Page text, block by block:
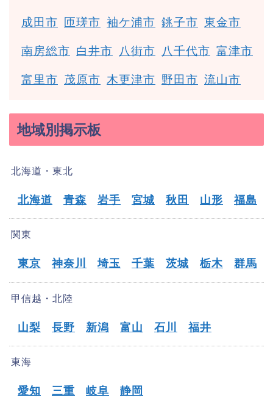
成田市 匝瑳市 袖ケ浦市 銚子市 東金市
南房総市 白井市 八街市 八千代市 富津市
富里市 茂原市 木更津市 野田市 流山市
地域別掲示板
北海道・東北
北海道 青森 岩手 宮城 秋田 山形 福島
関東
東京 神奈川 埼玉 千葉 茨城 栃木 群馬
甲信越・北陸
山梨 長野 新潟 富山 石川 福井
東海
愛知 三重 岐阜 静岡